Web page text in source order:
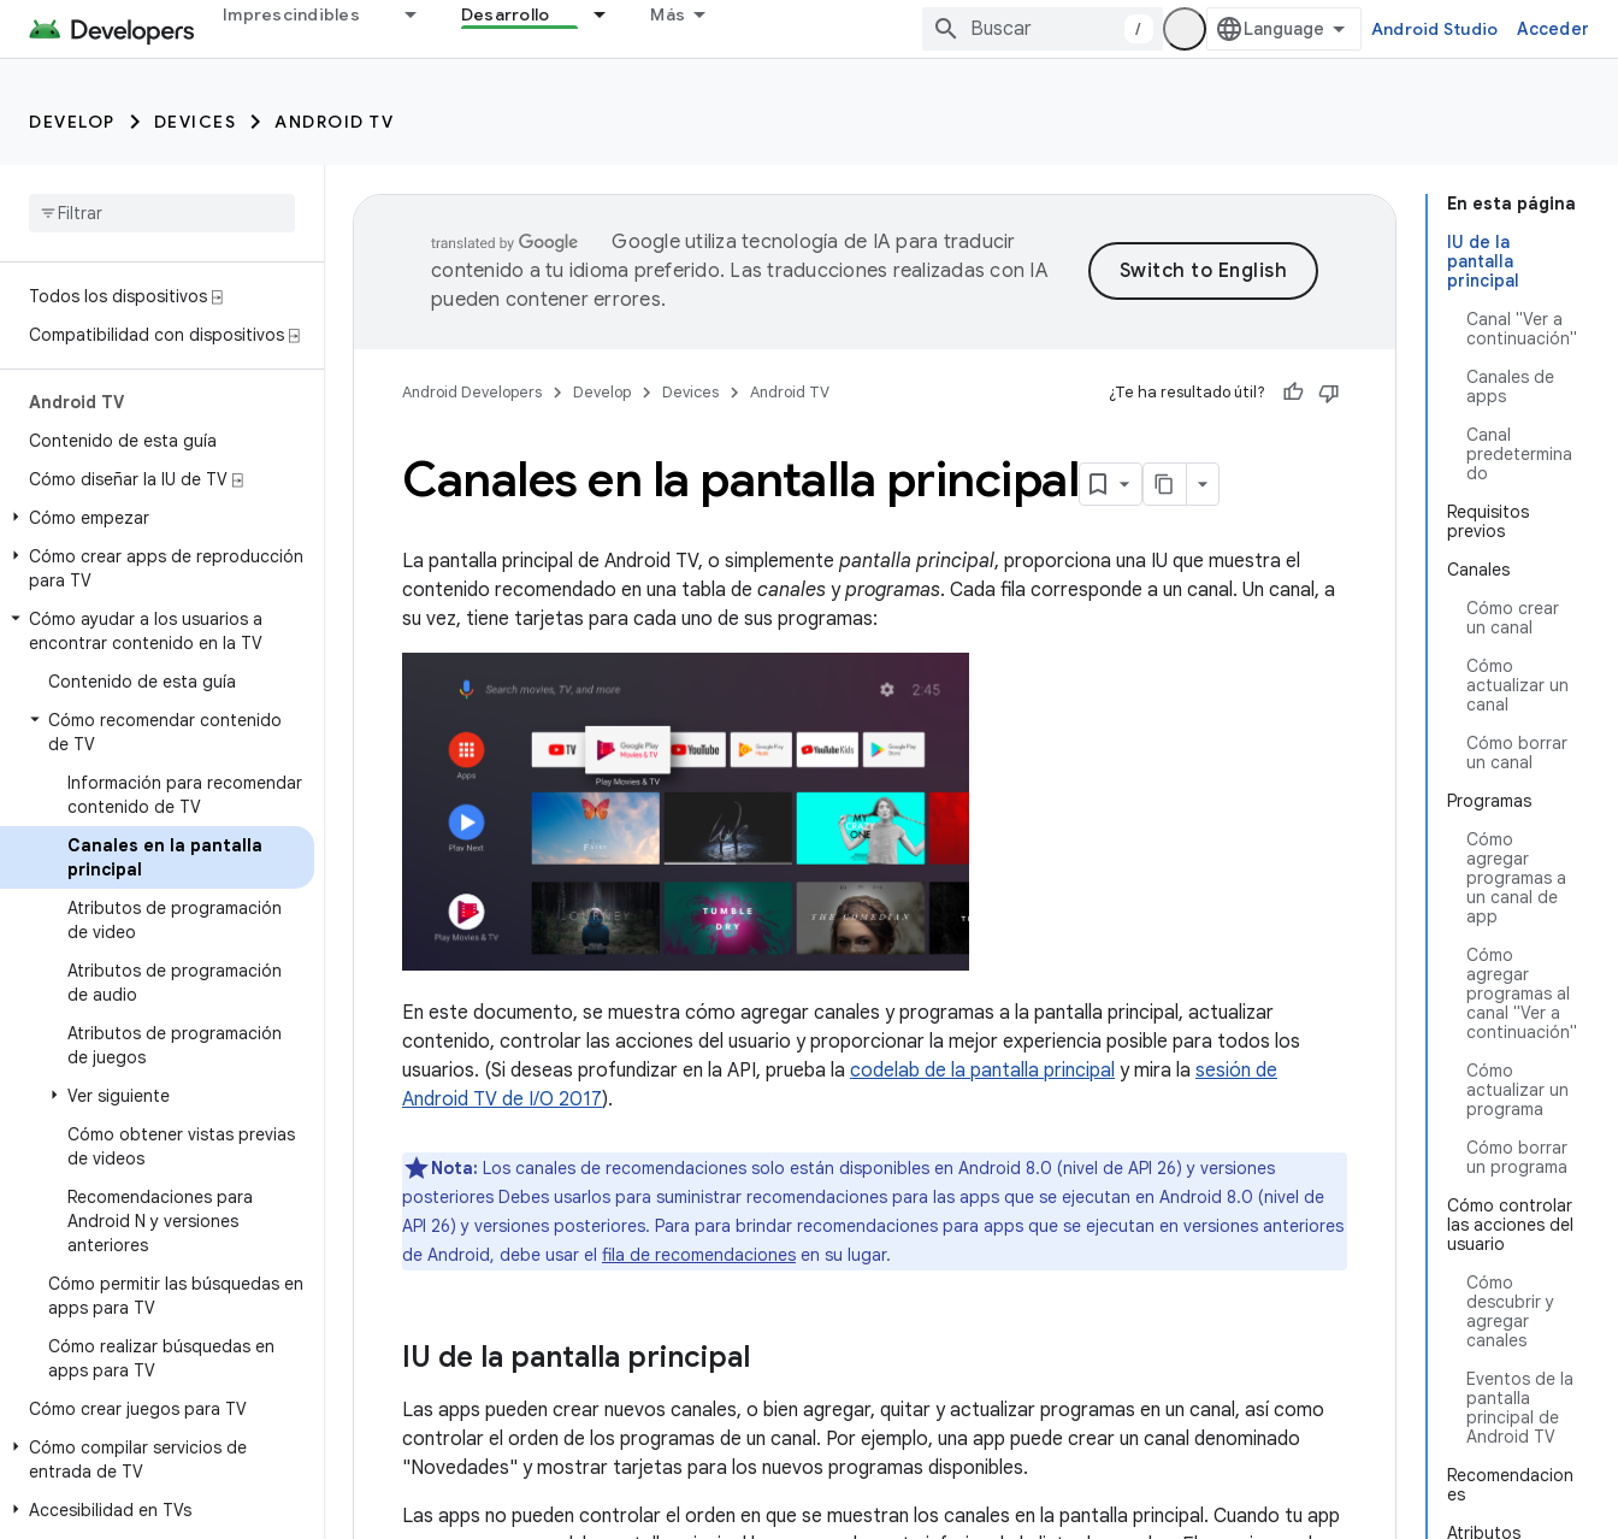
Imprescindibles Desarrollo Más
/ Android Studio Acceder
DEVELOP DEVICES ANDROID TV
Todos los dispositivos ⍈
Compatibilidad con dispositivos ⍈
Android TV
Contenido de esta guía
Cómo diseñar la IU de TV ⍈
Cómo empezar
Cómo crear apps de reproducción
para TV
Cómo ayudar a los usuarios a
encontrar contenido en la TV
Contenido de esta guía
Cómo recomendar contenido
de TV
Información para recomendar
contenido de TV
Canales en la pantalla
principal
Atributos de programación
de video
Atributos de programación
de audio
Atributos de programación
de juegos
Ver siguiente
Cómo obtener vistas previas
de videos
Recomendaciones para
Android N y versiones
anteriores
Cómo permitir las búsquedas en
apps para TV
Cómo realizar búsquedas en
apps para TV
Cómo crear juegos para TV
Cómo compilar servicios de
entrada de TV
Accesibilidad en TVs
En esta página
IU de la
pantalla
principal
Canal "Ver a
continuación"
Canales de
apps
Canal
predetermina
do
Requisitos
previos
Canales
Cómo crear
un canal
Cómo
actualizar un
canal
Cómo borrar
un canal
Programas
Cómo
agregar
programas a
un canal de
app
Cómo
agregar
programas al
canal "Ver a
continuación"
Cómo
actualizar un
programa
Cómo borrar
un programa
Cómo controlar
las acciones del
usuario
Cómo
descubrir y
agregar
canales
Eventos de la
pantalla
principal de
Android TV
Recomendacion
es
Atributos
Google utiliza tecnología de IA para traducir
contenido a tu idioma preferido. Las traducciones realizadas con IA
pueden contener errores.
Android Developers Develop Devices Android TV ¿Te ha resultado útil?
Canales en la pantalla principal
La pantalla principal de Android TV, o simplemente pantalla principal, proporciona una IU que muestra el
contenido recomendado en una tabla de canales yprogramas. Cada fila corresponde a un canal. Un canal, a
su vez, tiene tarjetas para cada uno de sus programas:
En este documento, se muestra cómo agregar canales y programas a la pantalla principal, actualizar
contenido, controlar las acciones del usuario y proporcionar la mejor experiencia posible para todos los
usuarios. (Si deseas profundizar en la API, prueba la codelab de la pantalla principal y mira la sesión de
Android TV de I/O 2017).
Nota: Los canales de recomendaciones solo están disponibles en Android 8.0 (nivel de API 26) y versiones
posteriores Debes usarlos para suministrar recomendaciones para las apps que se ejecutan en Android 8.0 (nivel de
API 26) y versiones posteriores. Para para brindar recomendaciones para apps que se ejecutan en versiones anteriores
de Android, debe usar el fila de recomendaciones en su lugar.
IU de la pantalla principal
Las apps pueden crear nuevos canales, o bien agregar, quitar y actualizar programas en un canal, así como
controlar el orden de los programas de un canal. Por ejemplo, una app puede crear un canal denominado
"Novedades" y mostrar tarjetas para los nuevos programas disponibles.
Las apps no pueden controlar el orden en que se muestran los canales en la pantalla principal. Cuando tu app